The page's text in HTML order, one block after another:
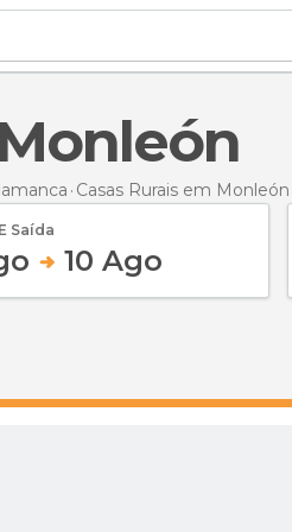
Monleón
Casas Rurais em Monleón
Saída
10 Ago